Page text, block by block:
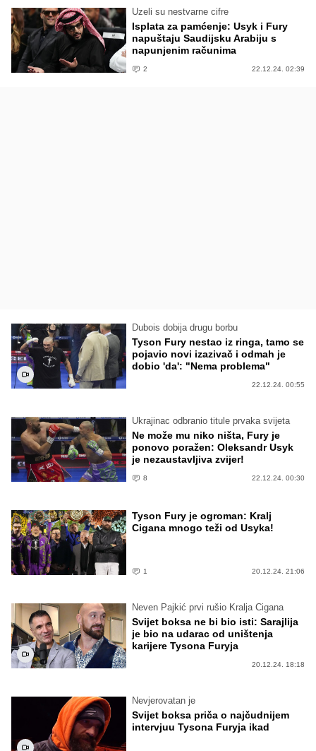
Uzeli su nestvarne cifre
Isplata za pamćenje: Usyk i Fury
napuštaju Saudijsku Arabiju s
napunjenim računima
2 22.12.24. 02:39
Dubois dobija drugu borbu
Tyson Fury nestao iz ringa, tamo se
pojavio novi izazivač i odmah je
dobio 'da': "Nema problema"
22.12.24. 00:55
Ukrajinac odbranio titule prvaka svijeta
Ne može mu niko ništa, Fury je
ponovo poražen: Oleksandr Usyk
je nezaustavljiva zvijer!
8 22.12.24. 00:30
Tyson Fury je ogroman: Kralj
Cigana mnogo teži od Usyka!
1 20.12.24. 21:06
Neven Pajkić prvi rušio Kralja Cigana
Svijet boksa ne bi bio isti: Sarajlija
je bio na udarac od uništenja
karijere Tysona Furyja
20.12.24. 18:18
Nevjerovatan je
Svijet boksa priča o najčudnijem
intervjuu Tysona Furyja ikad